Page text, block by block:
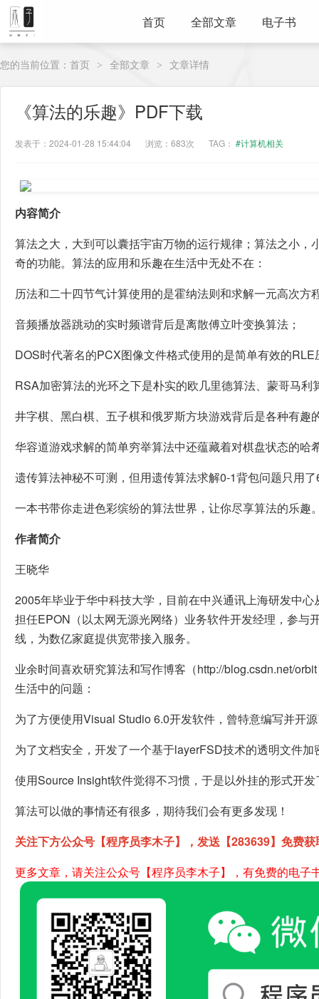
首页 全部文章 电子书
您的当前位置： 首页 > 全部文章 > 文章详情
《算法的乐趣》PDF下载
发表于：2024-01-28 15:44:04 浏览：683次 TAG： #计算机相关
内容简介
算法之大，大到可以囊括宇宙万物的运行规律；算法之小，
奇的功能。算法的应用和乐趣在生活中无处不在：
历法和二十四节气计算使用的是霍纳法则和求解一元高次方
音频播放器跳动的实时频谱背后是离散傅立叶变换算法；
DOS时代著名的PCX图像文件格式使用的是简单有效的RLE
RSA加密算法的光环之下是朴实的欧几里德算法、蒙哥马利
井字棋、黑白棋、五子棋和俄罗斯方块游戏背后是各种有趣
华容道游戏求解的简单穷举算法中还蕴藏着对棋盘状态的哈
遗传算法神秘不可测，但用遗传算法求解0-1背包问题只用
一本书带你走进色彩缤纷的算法世界，让你尽享算法的乐趣
作者简介
王晓华
2005年毕业于华中科技大学，目前在中兴通讯上海研发中
担任EPON（以太网无源光网络）业务软件开发经理，参与
线，为数亿家庭提供宽带接入服务。
业余时间喜欢研究算法和写作博客（http://blog.csdn.net/
生活中的问题：
为了方便使用Visual Studio 6.0开发软件，曾特意编写并开
为了文档安全，开发了一个基于layerFSD技术的透明文件加
使用Source Insight软件觉得不习惯，于是以外挂的形式开
算法可以做的事情还有很多，期待我们会有更多发现！
关注下方公众号【程序员李木子】，发送【283639】免费获
更多文章，请关注公众号【程序员李木子】，有免费的电子